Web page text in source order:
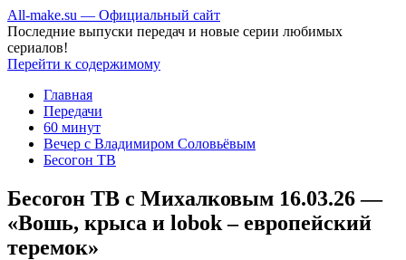
All-make.su — Официальный сайт
Последние выпуски передач и новые серии любимых
сериалов!
Перейти к содержимому
Главная
Передачи
60 минут
Вечер с Владимиром Соловьёвым
Бесогон ТВ
Бесогон ТВ с Михалковым 16.03.26 —
«Вошь, крыса и lobok – европейский
теремок»